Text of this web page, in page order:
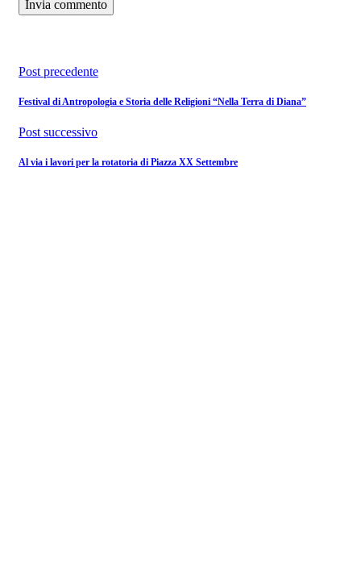
Post precedente
Festival di Antropologia e Storia delle Religioni “Nella Terra di Diana”
Post successivo
Al via i lavori per la rotatoria di Piazza XX Settembre